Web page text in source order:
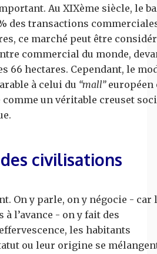
Au XIXème siècle, le
des transactions
ce marché peut être
commercial du monde,
66 hectares. Cependant, le
à celui du “mall” européen
un véritable creuset
civilisations
On y parle, on y négocie - car
l’avance - on y fait des
les habitants
ou leur origine se